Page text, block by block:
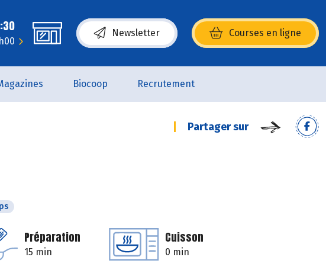
Newsletter Courses en ligne
(s’ouvre dans une nouvelle fenêtre)
Biocoop Recrutement
Partager sur
Préparation
15 min
Cuisson
0 min